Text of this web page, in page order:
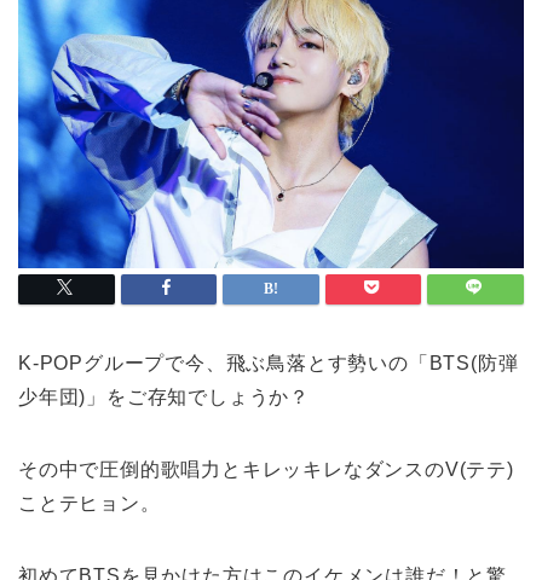
K-POPグループで今、飛ぶ鳥落とす勢いの「BTS(防弾
少年団)」をご存知でしょうか？
その中で圧倒的歌唱力とキレッキレなダンスのV(テテ)
ことテヒョン。